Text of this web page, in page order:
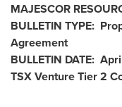
MAJESCOR
BULLETIN TYPE:
Agreement
BULLETIN DATE:
TSX Venture Tier 2